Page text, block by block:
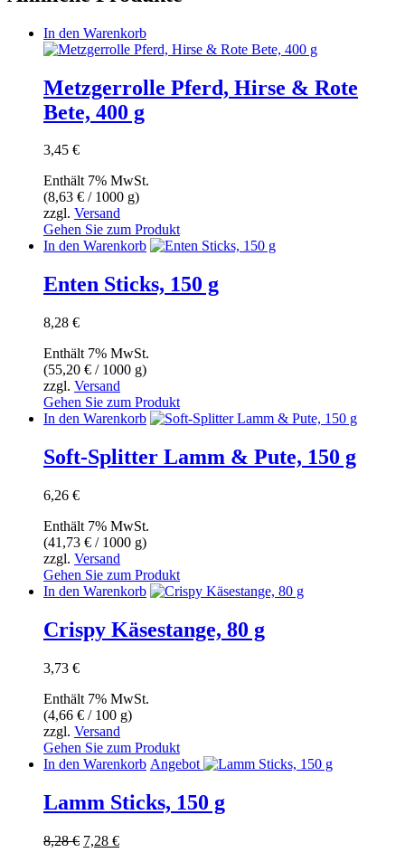
In den Warenkorb
Metzgerrolle Pferd, Hirse & Rote
Bete, 400 g
3,45 €
Enthält 7% MwSt.
(8,63 € / 1000 g)
zzgl. Versand
Gehen Sie zum Produkt
In den Warenkorb
Enten Sticks, 150 g
8,28 €
Enthält 7% MwSt.
(55,20 € / 1000 g)
zzgl. Versand
Gehen Sie zum Produkt
In den Warenkorb
Soft-Splitter Lamm & Pute, 150 g
6,26 €
Enthält 7% MwSt.
(41,73 € / 1000 g)
zzgl. Versand
Gehen Sie zum Produkt
In den Warenkorb
Crispy Käsestange, 80 g
3,73 €
Enthält 7% MwSt.
(4,66 € / 100 g)
zzgl. Versand
Gehen Sie zum Produkt
In den Warenkorb Angebot
Lamm Sticks, 150 g
8,28€ Ursprünglicher
7,28 €Aktueller